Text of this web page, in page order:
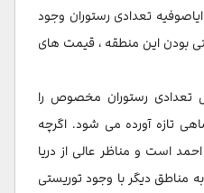
تعدادی رستوران وجود
بودن این منطقه ، قیمت های
تعدادی رستوران مخصوص را
تازه آورده می شود. اگرچه
است و مناظر عالی از دریا
مناطق دیگر با وجود توریستی‌